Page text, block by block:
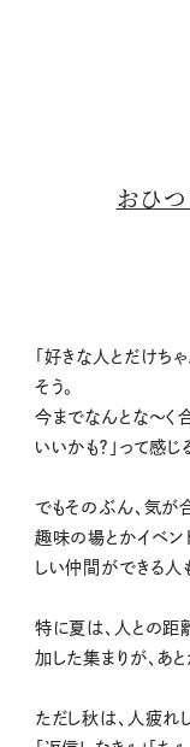
おひ
「好きな人とだけち
そう。
今までなんとな〜く
いいかも？」って感じ
でもそのぶん、気が
趣味の場とかイベン
しい仲間ができる人
特に夏は、人との距
加した集まりが、あ
ただし秋は、人疲れ